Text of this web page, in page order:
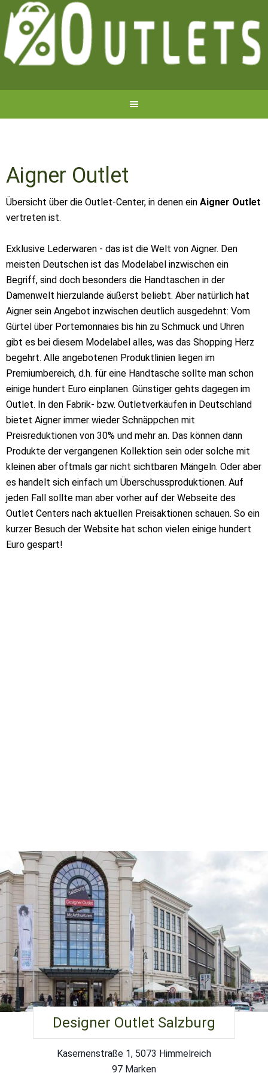
Aigner Outlet
Übersicht über die Outlet-Center, in denen ein Aigner Outlet
vertreten ist.
Exklusive Lederwaren - das ist die Welt von Aigner. Den
meisten Deutschen ist das Modelabel inzwischen ein
Begriff, sind doch besonders die Handtaschen in der
Damenwelt hierzulande äußerst beliebt. Aber natürlich hat
Aigner sein Angebot inzwischen deutlich ausgedehnt: Vom
Gürtel über Portemonnaies bis hin zu Schmuck und Uhren
gibt es bei diesem Modelabel alles, was das Shopping Herz
begehrt. Alle angebotenen Produktlinien liegen im
Premiumbereich, d.h. für eine Handtasche sollte man schon
einige hundert Euro einplanen. Günstiger gehts dagegen im
Outlet. In den Fabrik- bzw. Outletverkäufen in Deutschland
bietet Aigner immer wieder Schnäppchen mit
Preisreduktionen von 30% und mehr an. Das können dann
Produkte der vergangenen Kollektion sein oder solche mit
kleinen aber oftmals gar nicht sichtbaren Mängeln. Oder aber
es handelt sich einfach um Überschussproduktionen. Auf
jeden Fall sollte man aber vorher auf der Webseite des
Outlet Centers nach aktuellen Preisaktionen schauen. So ein
kurzer Besuch der Website hat schon vielen einige hundert
Euro gespart!
Designer Outlet Salzburg
Kasernenstraße 1, 5073 Himmelreich
97 Marken